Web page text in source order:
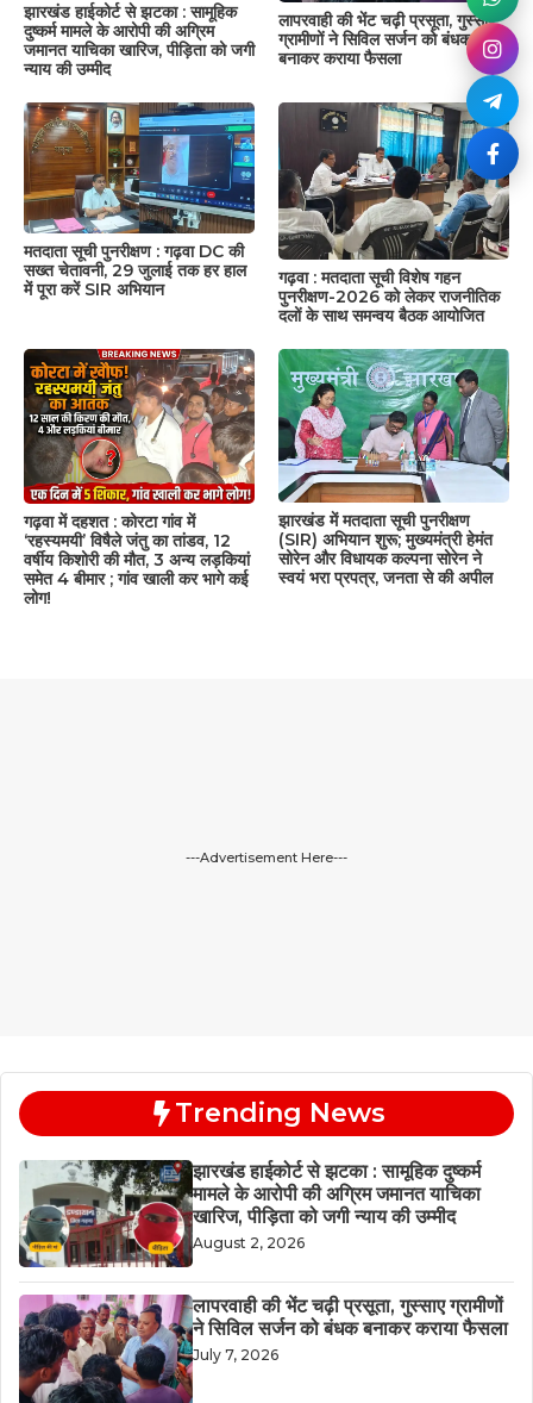
झारखंड हाईकोर्ट से झटका : सामूहिक
दुष्कर्म मामले के आरोपी की अग्रिम
जमानत याचिका खारिज, पीड़िता को जगी
न्याय की उम्मीद
लापरवाही की भेंट चढ़ी प्रसूता, गुस्साए
ग्रामीणों ने सिविल सर्जन को बंधक
बनाकर कराया फैसला
मतदाता सूची पुनरीक्षण : गढ़वा DC की
सख्त चेतावनी, 29 जुलाई तक हर हाल
में पूरा करें SIR अभियान
गढ़वा : मतदाता सूची विशेष गहन
पुनरीक्षण-2026 को लेकर राजनीतिक
दलों के साथ समन्वय बैठक आयोजित
गढ़वा में दहशत : कोरटा गांव में
‘रहस्यमयी’ विषैले जंतु का तांडव, 12
वर्षीय किशोरी की मौत, 3 अन्य लड़कियां
समेत 4 बीमार ; गांव खाली कर भागे कई
लोग!
झारखंड में मतदाता सूची पुनरीक्षण
(SIR) अभियान शुरू; मुख्यमंत्री हेमंत
सोरेन और विधायक कल्पना सोरेन ने
स्वयं भरा प्रपत्र, जनता से की अपील
---Advertisement Here---
Trending News
झारखंड हाईकोर्ट से झटका : सामूहिक दुष्कर्म
मामले के आरोपी की अग्रिम जमानत याचिका
खारिज, पीड़िता को जगी न्याय की उम्मीद
August 2, 2026
लापरवाही की भेंट चढ़ी प्रसूता, गुस्साए ग्रामीणों
ने सिविल सर्जन को बंधक बनाकर कराया फैसला
July 7, 2026